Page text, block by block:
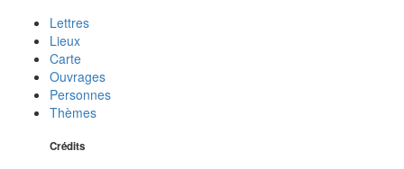
Lettres
Lieux
Carte
Ouvrages
Personnes
Thèmes
Crédits